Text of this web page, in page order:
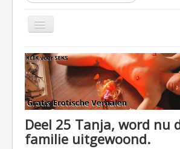
Schakelen
navigatie
Colanistory.eu - Erotische verhalen -
Deel 25 Tanja, word nu
familie uitgewoond.